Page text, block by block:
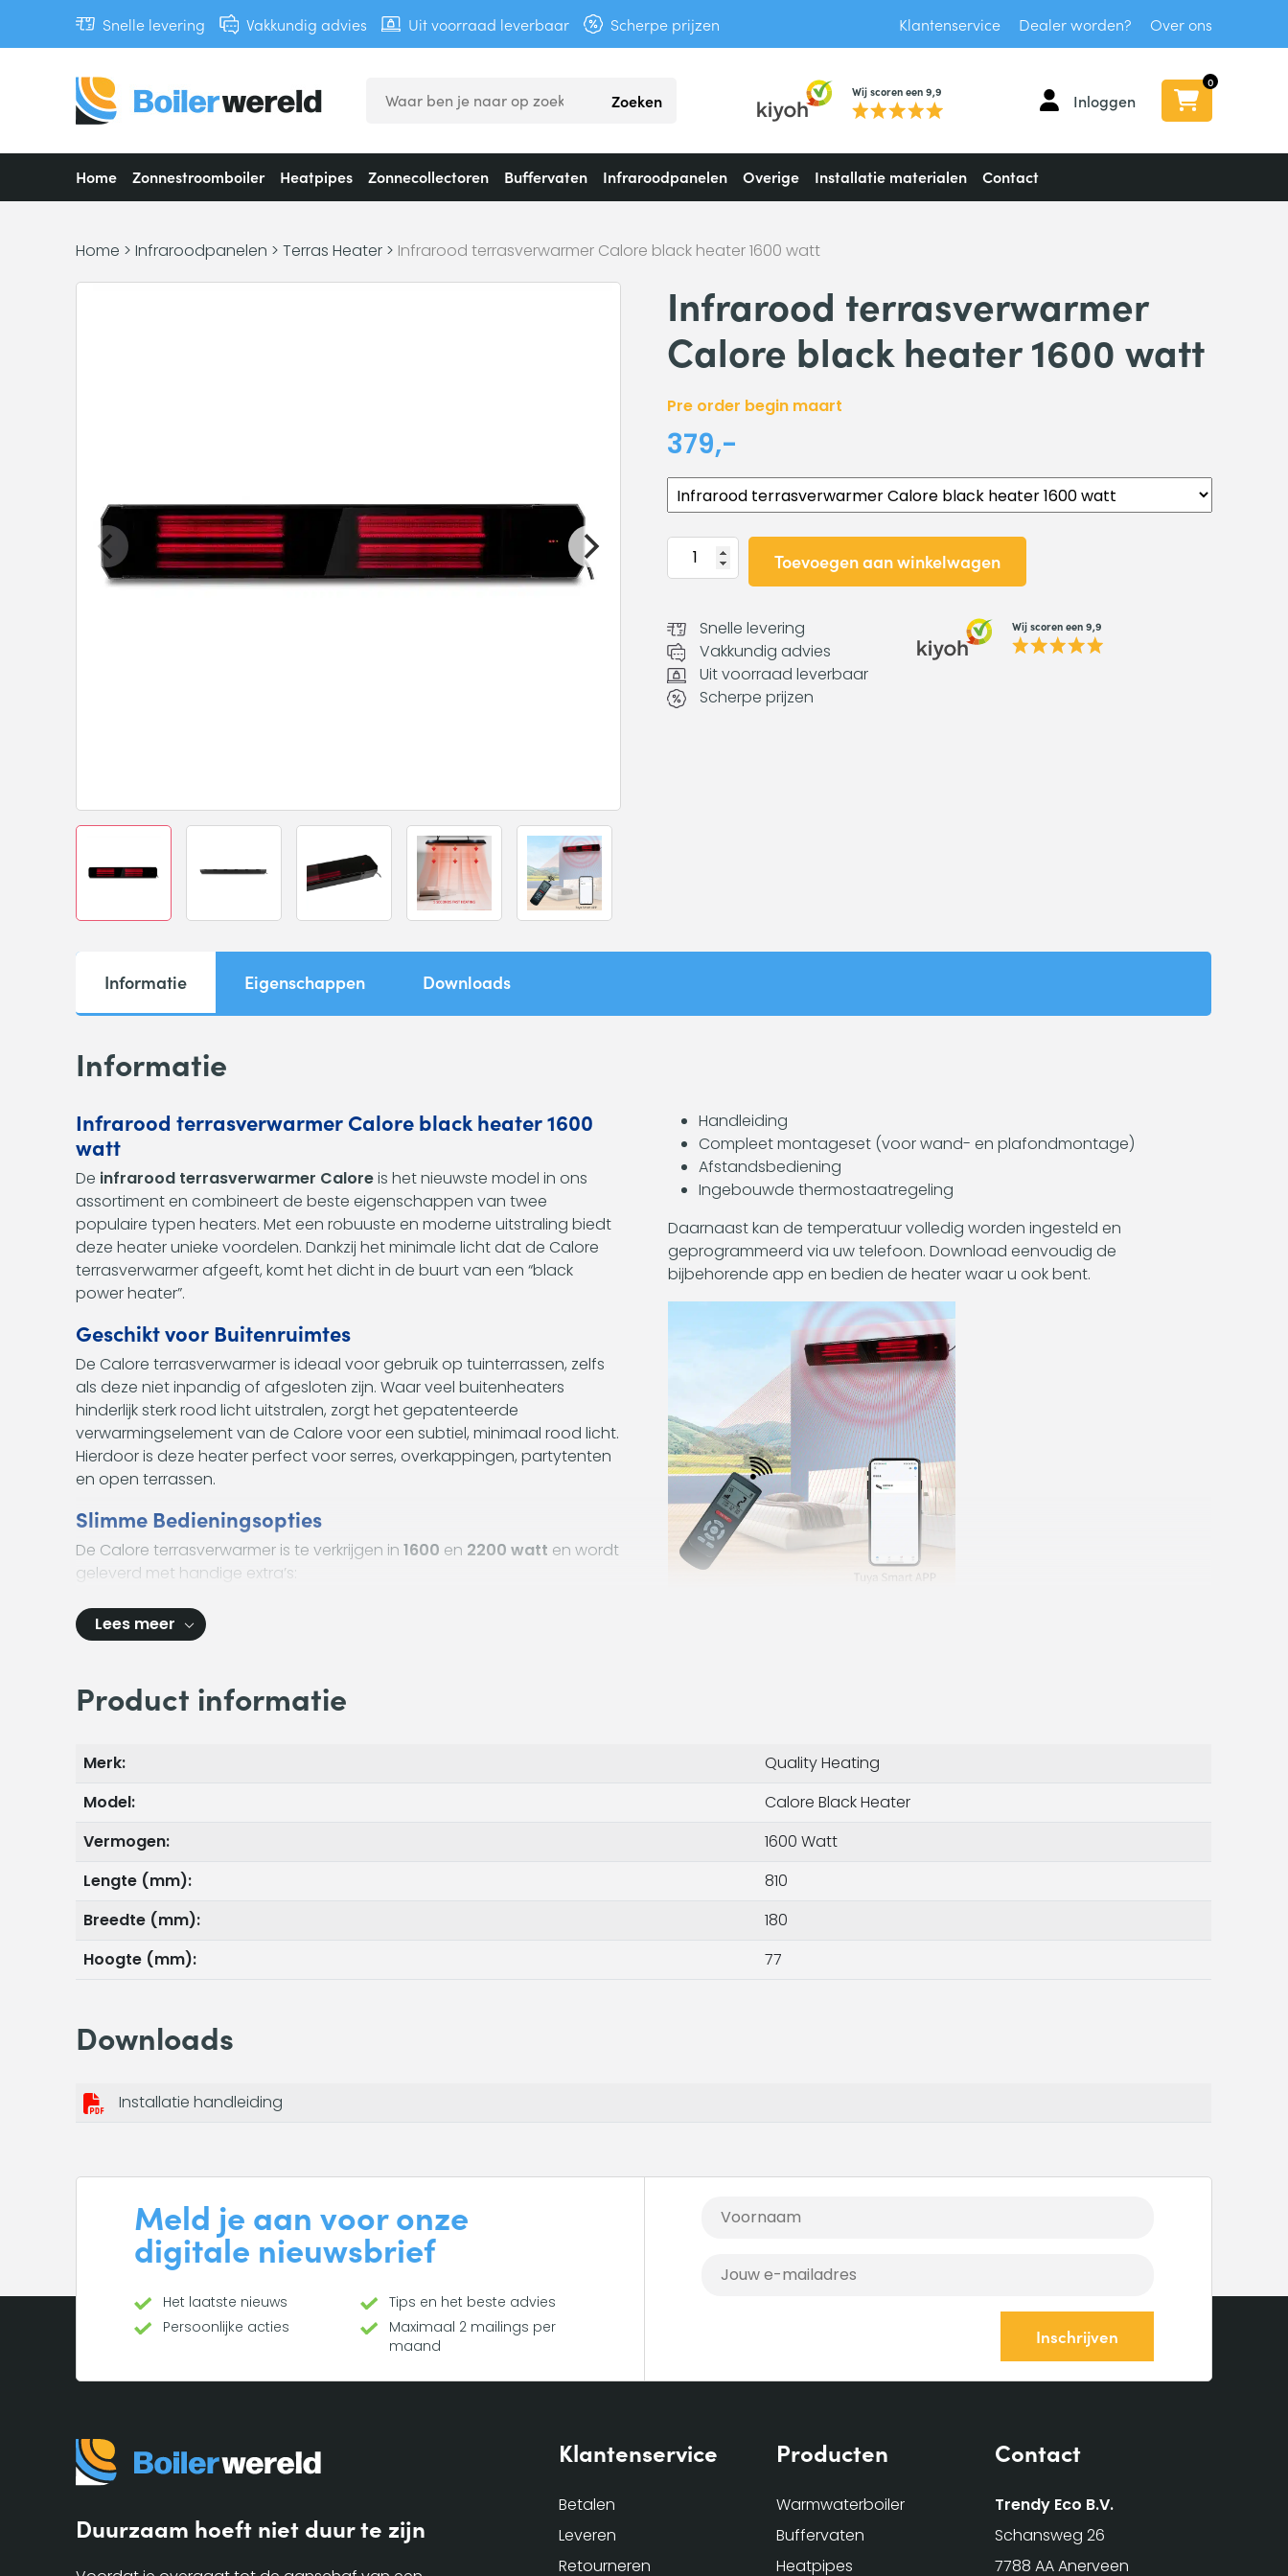
Snelle levering Vakkundig advies Uit voorraad leverbaar Scherpe prijzen Klantenservice Dealer worden? Over ons
Zoeken Wij scoren een 9,9 Inloggen
0
Home Zonnestroomboiler Heatpipes Zonnecollectoren Buffervaten Infraroodpanelen Overige Installatie materialen Contact
Home >Infraroodpanelen >Terras Heater > Infrarood terrasverwarmer Calore black heater 1600 watt
Infrarood terrasverwarmer
Calore black heater 1600 watt
Pre order begin maart
379,-
Infrarood
terrasverwarmer
heater
1600
watt
aantal
Toevoegen aan winkelwagen
Snelle levering
Vakkundig advies
Uit voorraad leverbaar
Scherpe prijzen
Wij scoren een 9,9
Informatie Eigenschappen Downloads
Informatie
Infrarood terrasverwarmer Calore black heater 1600
watt
De infrarood terrasverwarmer Caloreis het nieuwste model in ons
assortiment en combineert de beste eigenschappen van twee
populaire typen heaters. Met een robuuste en moderne uitstraling biedt
deze heater unieke voordelen. Dankzij het minimale licht dat de Calore
terrasverwarmer afgeeft, komt het dicht in de buurt van een “black
power heater”.
Geschikt voor Buitenruimtes
De Calore terrasverwarmer is ideaal voor gebruik op tuinterrassen, zelfs
als deze niet inpandig of afgesloten zijn. Waar veel buitenheaters
hinderlijk sterk rood licht uitstralen, zorgt het gepatenteerde
verwarmingselement van de Calore voor een subtiel, minimaal rood licht.
Hierdoor is deze heater perfect voor serres, overkappingen, partytenten
en open terrassen.
Slimme Bedieningsopties
De Calore terrasverwarmer is te verkrijgen in1600 en 2200 watt en wordt
geleverd met handige extra’s:
Handleiding
Compleet montageset (voor wand- en plafondmontage)
Afstandsbediening
Ingebouwde thermostaatregeling
Daarnaast kan de temperatuur volledig worden ingesteld en
geprogrammeerd via uw telefoon. Download eenvoudig de
bijbehorende app en bedien de heater waar u ook bent.
Lees meer
Product informatie
Merk:
Quality Heating
Model:
Calore Black Heater
Vermogen:
1600 Watt
Lengte (mm):
810
Breedte (mm):
180
Hoogte (mm):
77
Downloads
Installatie handleiding
Meld je aan voor onze
digitale nieuwsbrief
Het laatste nieuws
Tips en het beste advies
Persoonlijke acties
Maximaal 2 mailings per
maand
Duurzaam hoeft niet duur te zijn
Klantenservice
Betalen
Leveren
Retourneren
Producten
Warmwaterboiler
Buffervaten
Heatpipes
Contact
Trendy Eco B.V.
Schansweg 26
7788 AA Anerveen